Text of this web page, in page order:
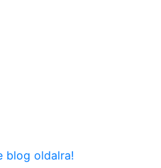
blog oldalra!